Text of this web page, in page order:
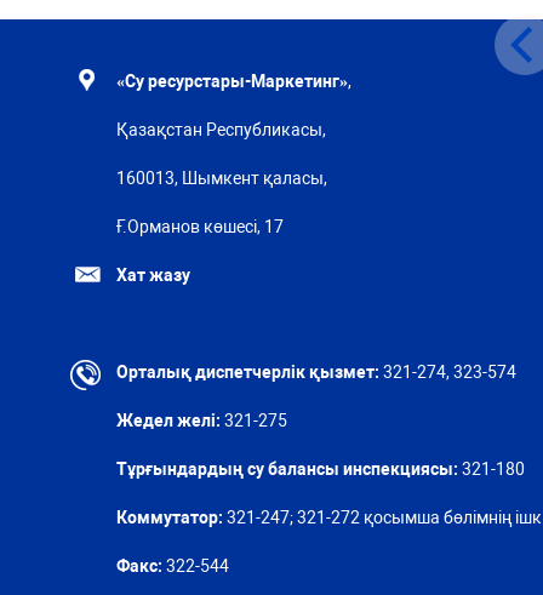
«Су ресурстары-Маркетинг»,
Қазақстан Республикасы,
160013, Шымкент қаласы,
Ғ.Орманов көшесі, 17
Хат жазу
Орталық диспетчерлік қызмет: 321-274, 323-574
Жедел желі: 321-275
Тұрғындардың су балансы инспекциясы: 321-180
Коммутатор: 321-247; 321-272 қосымша бөлімнің ішкі
Факс: 322-544